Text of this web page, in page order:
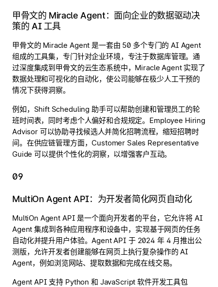
甲骨文的 Miracle Agent：面向企业的数据驱动决
策的 AI 工具
甲骨文的 Miracle Agent 是一套由 50 多个专门的 AI Agent
组成的工具集，专门针对企业环境，专注于数据库管理。通
过深度集成到甲骨文的云生态系统中，Miracle Agent 实现了
数据处理和可视化的自动化，使公司能够在极少人工干预的
情况下获得洞察。
例如，Shift Scheduling 助手可以帮助创建和管理员工的轮
班时间表，同时考虑个人偏好和合规规定。Employee Hiring
Advisor 可以协助寻找候选人并简化招聘流程，缩短招聘时
间。在供应链管理方面，Customer Sales Representative
Guide 可以提供个性化的洞察，以增强客户互动。
09
MultiOn Agent API：为开发者简化网页自动化
MultiOn Agent API 是一个面向开发者的平台，它允许将 AI
Agent 集成到各种应用程序和设备中，实现基于网页的任务
自动化并提升用户体验。Agent API 于 2024 年 4 月推出公
测版，允许开发者创建能够在网页上执行复杂操作的 AI
Agent，例如浏览网站、提取数据和完成在线交易。
Agent API 支持 Python 和 JavaScript 软件开发工具包